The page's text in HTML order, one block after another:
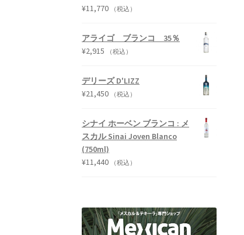
¥11,770 （税込）
アライゴ ブランコ 35％
¥2,915 （税込）
デリーズ D'LIZZ
¥21,450 （税込）
シナイ ホーベン ブランコ : メ
スカル Sinai Joven Blanco
(750ml)
¥11,440 （税込）